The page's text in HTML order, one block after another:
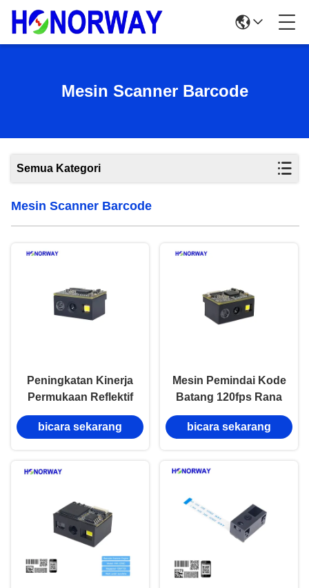
Mesin Scanner Barcode
Semua Kategori
Mesin Scanner Barcode
Peningkatan Kinerja
Permukaan Reflektif
OEM Tertanam Mesin
Pemindai Kode Batang
bicara sekarang
Mesin Pemindai Kode
Batang 120fps Rana
Global HW-1266E
dengan Solusi Anti-
bicara sekarang